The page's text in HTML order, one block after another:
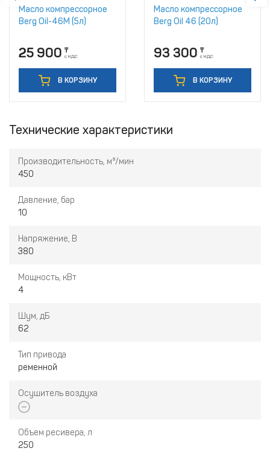
Масло компрессорное
Berg Oil-46M (5л)
25 900 ₸
с НДС
В КОРЗИНУ
Масло компрессорное
Berg Oil 46 (20л)
93 300 ₸
с НДС
В КОРЗИНУ
Технические характеристики
Производительность, м³/мин
450
Давление, бар
10
Напряжение, В
380
Мощность, кВт
4
Шум, дБ
62
Тип привода
ременной
Осушитель воздуха
Объем ресивера, л
250